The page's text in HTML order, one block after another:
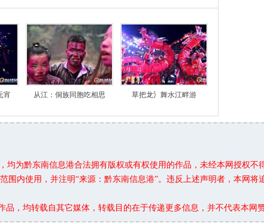
宵 从江：侗族同胞吃相思 草把龙氵舞水江畔游
均为黔东南信息港合法拥有版权或有权使用的作品，未经本网授权不
围内使用，并注明“来源：黔东南信息港”。违反上述声明者，本网将
品，均转载自其它媒体，转载目的在于传递更多信息，并不代表本网